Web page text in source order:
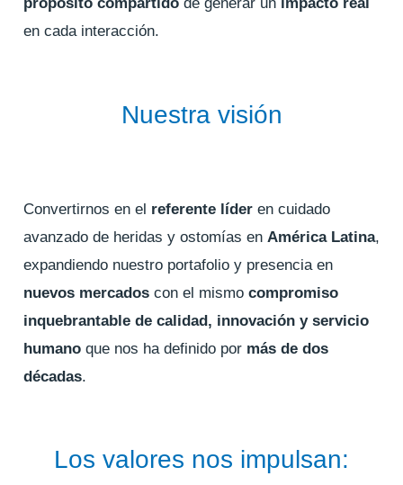
propósito compartidode generar un impacto real
en cada interacción.
Nuestra visión
Convertirnos en el referente líderen cuidado
avanzado de heridas y ostomías en América Latina,
expandiendo nuestro portafolio y presencia en
nuevos mercadoscon el mismo compromiso
inquebrantable de calidad, innovación y servicio
humanoque nos ha definido por más de dos
décadas.
Los valores nos impulsan: